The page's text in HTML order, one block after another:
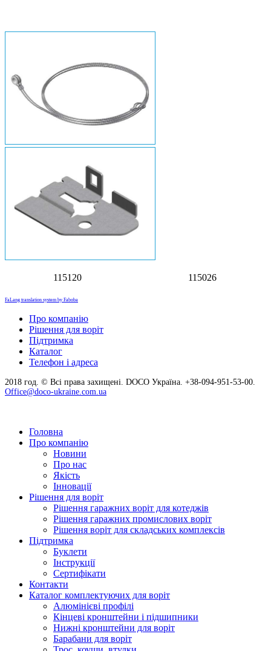
115120 115026
FaLang translation system by Faboba
Про компанію
Рішення для воріт
Підтримка
Каталог
Телефон і адреса
2018 год. © Всі права захищені. DOCO Україна. +38-094-951-53-00.
Office@doco-ukraine.com.ua
Головна
Про компанію
Новини
Про нас
Якість
Інновації
Рішення для воріт
Рішення гаражних воріт для котеджів
Рішення гаражних промислових воріт
Рішення воріт для складських комплексів
Підтримка
Буклети
Інструкції
Сертифікати
Контакти
Каталог комплектуючих для воріт
Алюмінієві профілі
Кінцеві кронштейни і підшипники
Нижні кронштейни для воріт
Барабани для воріт